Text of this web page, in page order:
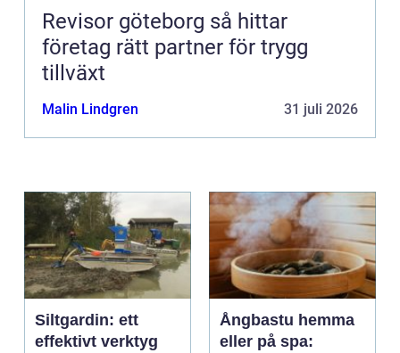
Revisor göteborg så hittar
företag rätt partner för trygg
tillväxt
Malin Lindgren 31 juli 2026
Siltgardin: ett
effektivt verktyg
Ångbastu hemma
eller på spa: